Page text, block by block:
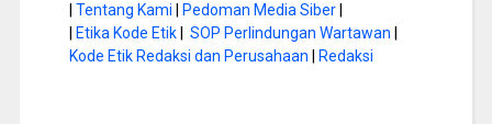
Tentang Kami Pedoman Media Siber|
Etika Kode Etik| SOP Perlindungan Wartawan
Kode Etik Redaksi dan Perusahaan
Redaksi